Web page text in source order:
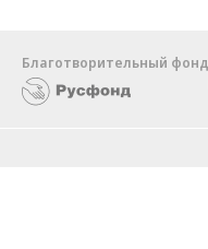
Благотворительный фонд